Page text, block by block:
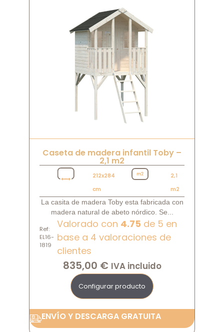
Caseta de madera infantil Toby –
2,1 m2
212x284
cm
2,1
m2
La casita de madera Toby esta fabricada con
madera natural de abeto nórdico. Se...
Ref:
EL16-
1819
Valorado con 4.75 de 5 en
base a 4 valoraciones de
clientes
835,00 € IVA incluido
Configurar producto
ENVÍO Y DESCARGA GRATUITA